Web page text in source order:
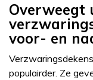
Overweegt
voor- en
populairder. Ze